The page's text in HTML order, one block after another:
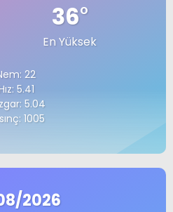
36°
En Yüksek
22
5.41
5.04
1005
2026